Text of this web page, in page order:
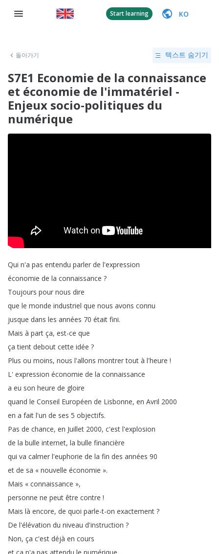
Start learning KO
돌아가기 텍스트 숨기기
S7E1 Economie de la connaissance
et économie de l'immatériel -
Enjeux socio-politiques du
numérique
Qui n'a pas entendu parler de l'expression
économie de la connaissance ?
Toujours pour nous dire
que le monde industriel que nous avons connu
jusque dans les années 70 était fini.
Mais à part ça, est-ce que
ça tient debout cette idée ?
Plus ou moins, nous l'allons montrer tout à l'heure !
L' expression économie de la connaissance
a eu son heure de gloire
quand le Conseil Européen de Lisbonne, en Avril 2000
en a fait l'un de ses 5 objectifs.
Pas de chance, en Juillet 2000, c'est l'explosion
de la bulle internet, la bulle financière
qui va calmer l'euphorie de la fin des années 90
et de sa « nouvelle économie ».
Mais « connaissance »,
personne ne peut être contre !
Mais là encore, de quoi parle-t-on exactement ?
De l'élévation du niveau d'instruction ?
Non, ça c'est déjà en cours